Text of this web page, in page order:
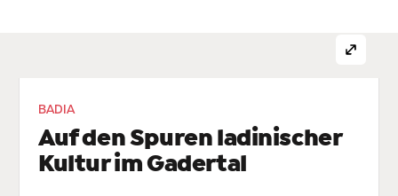
BADIA
Auf den Spuren ladinischer
Kultur im Gadertal